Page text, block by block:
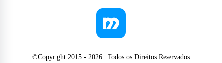
©Copyright 2015 - 2026 | Todos os Direitos Reservados